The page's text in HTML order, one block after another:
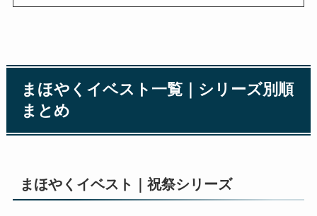
0
24日
0
7
1
2022
17日
7
2
白樹のもとで優しく
嘘を
28日